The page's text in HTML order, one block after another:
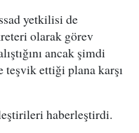
yetkilisi de
olarak görev
ancak şimdi
ettiği plana karşı
haberleştirdi.